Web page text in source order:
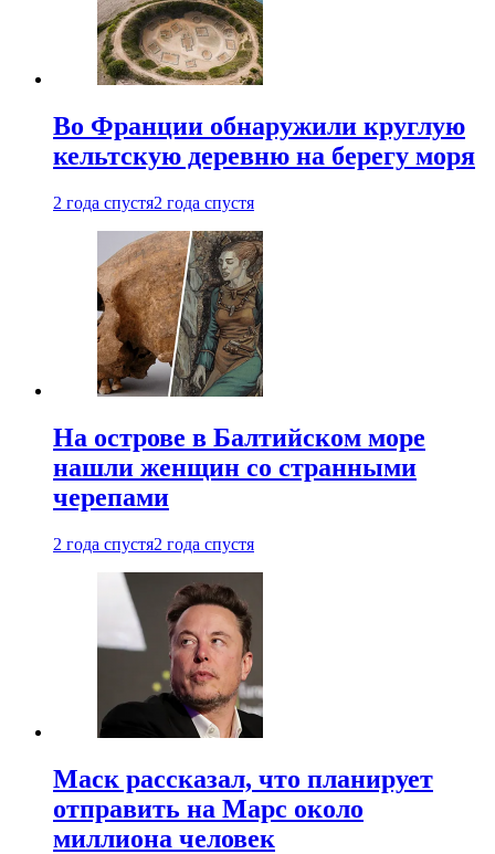
Во Франции обнаружили круглую
кельтскую деревню на берегу моря
2 года спустя2 года спустя
На острове в Балтийском море
нашли женщин со странными
черепами
2 года спустя2 года спустя
Маск рассказал, что планирует
отправить на Марс около
миллиона человек